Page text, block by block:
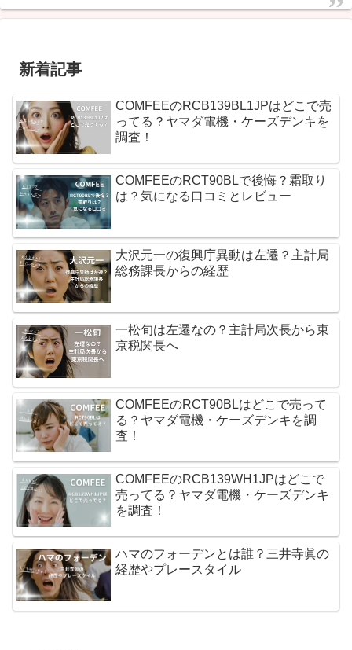
新着記事
COMFEEのRCB139BL1JPはどこで売
ってる？ヤマダ電機・ケーズデンキを
調査！
COMFEEのRCT90BLで後悔？霜取り
は？気になる口コミとレビュー
大沢元一の復興庁異動は左遷？主計局
総務課長からの経歴
一松旬は左遷なの？主計局次長から東
京税関長へ
COMFEEのRCT90BLはどこで売って
る？ヤマダ電機・ケーズデンキを調
査！
COMFEEのRCB139WH1JPはどこで
売ってる？ヤマダ電機・ケーズデンキ
を調査！
ハマのフォーデンとは誰？三井寺眞の
経歴やプレースタイル